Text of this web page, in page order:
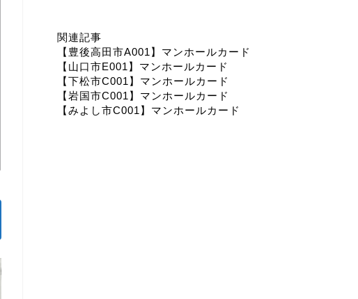
関連記事
【豊後高田市A001】マンホールカード
【山口市E001】マンホールカード
【下松市C001】マンホールカード
【岩国市C001】マンホールカード
【みよし市C001】マンホールカード